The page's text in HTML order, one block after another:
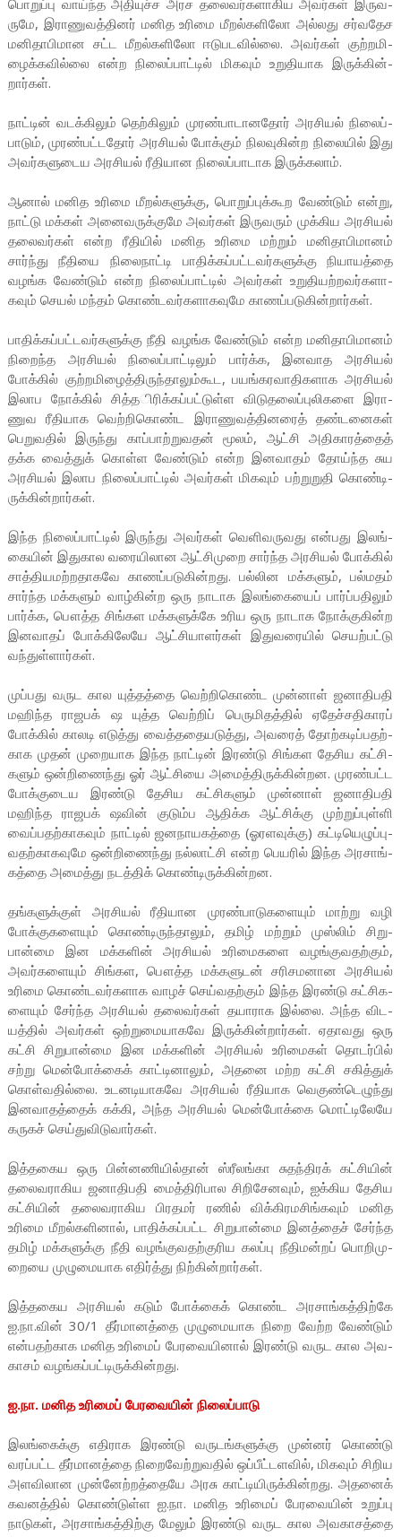
பொறுப்பு வாய்ந்த அதி­யுச்ச அரச தலை­வர்­க­ளா­கிய அவர்கள் இரு­வ­
ருமே, இரா­ணு­வத்­தினர் மனித உரிமை மீறல்­க­ளிலோ அல்­லது சர்­வ­தேச
மனி­தா­பி­மான சட்ட மீறல்­க­ளிலோ ஈடு­ப­ட­வில்லை. அவர்கள் குற்­ற­மி­
ழைக்­க­வில்லை என்ற நிலைப்­பாட்டில் மிகவும் உறு­தி­யாக இருக்­கின்­
றார்கள்.
நாட்டின் வடக்­கிலும் தெற்­கிலும் முரண்­பா­டா­னதோர் அர­சியல் நிலைப்­
பாடும், முரண்­பட்­டதோர் அர­சியல் போக்கும் நில­வு­கின்ற நிலையில் இது
அவர்­க­ளு­டைய அர­சியல் ரீதி­யான நிலைப்­பா­டாக இருக்­கலாம்.
ஆனால் மனித உரிமை மீறல்­க­ளுக்கு, பொறுப்புக்கூற வேண்டும் என்று,
நாட்டு மக்கள் அனை­வ­ருக்­குமே அவர்கள் இரு­வரும் முக்­கிய அர­சியல்
தலை­வர்கள் என்ற ரீதியில் மனித உரிமை மற்றும் மனி­தா­பி­மானம்
சார்ந்து நீதியை நிலை­நாட்டி பாதிக்­கப்­பட்­ட­வர்­க­ளுக்கு நியா­யத்தை
வழங்க வேண்டும் என்ற நிலைப்­பாட்டில் அவர்கள் உறு­தி­யற்­ற­வர்­க­ளா­
கவும் செயல் மந்தம் கொண்­ட­வர்­க­ளா­க­வுமே காணப்­ப­டு­கின்­றார்கள்.
பாதிக்­கப்­பட்­ட­வர்­க­ளுக்கு நீதி வழங்க வேண்டும் என்ற மனி­தா­பி­மானம்
நிறைந்த அர­சியல் நிலைப்­பாட்­டிலும் பார்க்க, இன­வாத அர­சியல்
போக்கில் குற்­ற­மி­ழைத்­தி­ருந்­தா­லும்­கூட, பயங்­க­ர­வா­தி­க­ளாக அர­சியல்
இலாப நோக்கில் சித்­த­ிரிக்­கப்­பட்­டுள்ள விடு­த­லைப்­பு­லி­களை இரா­
ணுவ ரீதி­யாக வெற்­றி­கொண்ட இரா­ணு­வத்­தி­னரைத் தண்­ட­னைகள்
பெறு­வதில் இருந்து காப்­பாற்­று­வதன் மூலம், ஆட்சி அதி­கா­ரத்தைத்
தக்க வைத்துக் கொள்ள வேண்டும் என்ற இன­வாதம் தோய்ந்த சுய
அர­சியல் இலாப நிலைப்­பாட்டில் அவர்கள் மிகவும் பற்­று­றுதி கொண்­டி­
ருக்­கின்­றார்கள்.
இந்த நிலைப்­பாட்டில் இருந்து அவர்கள் வெளி­வ­ரு­வது என்­பது இலங்­
கையின் இது­கால வரை­யி­லான ஆட்­சி­முறை சார்ந்த அர­சியல் போக்கில்
சாத்­தி­ய­மற்­ற­தா­கவே காணப்­ப­டு­கின்­றது. பல்­லின மக்­களும், பல்­மதம்
சார்ந்த மக்­களும் வாழ்­கின்ற ஒரு நாடாக இலங்­கையைப் பார்ப்­ப­திலும்
பார்க்க, பௌத்த சிங்­கள மக்­க­ளுக்கே உரிய ஒரு நாடாக நோக்­கு­கின்ற
இன­வாதப் போக்­கி­லேயே ஆட்­சி­யா­ளர்கள் இது­வ­ரையில் செயற்­பட்டு
வந்­துள்­ளார்கள்.
முப்­பது வருட கால யுத்­தத்தை வெற்­றி­கொண்ட முன்னாள் ஜனா­தி­பதி
மஹிந்த ராஜ­பக் ஷ யுத்த வெற்றிப் பெரு­மி­தத்தில் ஏதேச்­ச­தி­காரப்
போக்கில் காலடி எடுத்து வைத்­த­தை­ய­டுத்து, அவரைத் தோற்­க­டிப்­ப­தற்­
காக முதன் முறை­யாக இந்த நாட்டின் இரண்டு சிங்­கள தேசிய கட்­சி­
களும் ஒன்­றி­ணைந்து ஓர் ஆட்­சியை அமைத்­தி­ருக்­கின்­றன. முரண்­பட்ட
போக்­கு­டைய இரண்டு தேசிய கட்­சி­களும் முன்னாள் ஜனா­தி­பதி
மஹிந்த ராஜ­பக்­ ஷவின் குடும்ப ஆதிக்க ஆட்­சிக்கு முற்­றுப்­புள்ளி
வைப்­ப­தற்­கா­கவும் நாட்டில் ஜன­நா­ய­கத்தை (ஓர­ள­வுக்கு) கட்­டி­யெ­ழுப்­பு­
வ­தற்­கா­க­வுமே ஒன்­றி­ணைந்து நல்­லாட்சி என்ற பெயரில் இந்த அர­சாங்­
கத்தை அமைத்து நடத்திக் கொண்­டி­ருக்­கின்­றன.
தங்­க­ளுக்குள் அர­சியல் ரீதி­யான முரண்­பா­டு­க­ளையும் மாற்று வழி
போக்­கு­க­ளையும் கொண்­டி­ருந்­தாலும், தமிழ் மற்றும் முஸ்லிம் சிறு­
பான்மை இன மக்­களின் அர­சியல் உரி­மைகளை வழங்­கு­வ­தற்கும்,
அவர்­க­ளையும் சிங்­கள, பௌத்த மக்­க­ளுடன் சரி­ச­ம­னான அர­சியல்
உரிமை கொண்­ட­வர்­க­ளாக வாழச் செய்­வ­தற்கும் இந்த இரண்டு கட்­சி­க­
ளையும் சேர்ந்த அர­சியல் தலை­வர்கள் தயா­ராக இல்லை. அந்த விட­
யத்தில் அவர்கள் ஒற்­று­மை­யா­கவே இருக்­கின்­றார்கள். ஏதா­வது ஒரு
கட்சி சிறு­பான்மை இன மக்­களின் அர­சியல் உரி­மைகள் தொடர்பில்
சற்று மென்­போக்கைக் காட்­டி­னாலும், அதனை மற்ற கட்சி சகித்துக்
கொள்­வ­தில்லை. உட­ன­டி­யா­கவே அர­சியல் ரீதி­யாக வெகுண்­டெ­ழுந்து
இன­வா­தத்தைக் கக்கி, அந்த அர­சியல் மென்­போக்கை மொட்­டி­லேயே
கருகச் செய்­து­வி­டு­வார்கள்.
இத்­த­கைய ஒரு பின்­ன­ணி­யில்தான் ஸ்ரீலங்கா சுதந்­திரக் கட்­சியின்
தலை­வ­ரா­கிய ஜனா­தி­பதி மைத்­தி­ரி­பால சிறி­சே­னவும், ஐக்­கிய தேசிய
கட்­சியின் தலை­வ­ரா­கிய பிர­தமர் ரணில் விக்­கி­ர­ம­சிங்­கவும் மனித
உரிமை மீறல்­க­ளினால், பாதிக்­கப்­பட்ட சிறு­பான்மை இனத்தைச் சேர்ந்த
தமிழ் மக்­க­ளுக்கு நீதி வழங்­கு­வ­தற்­கு­ரிய கலப்பு நீதி­மன்றப் பொறி­மு­
றையை முழு­மை­யாக எதிர்த்து நிற்­கின்­றார்கள்.
இத்­த­கைய அர­சியல் கடும் போக்கைக் கொண்ட அர­சாங்­கத்­திற்கே
ஐ.நா.வின் 30/1 தீர்மானத்தை முழு­மை­யாக நிறை வேற்ற வேண்டும்
என்­ப­தற்­காக மனித உரிமைப் பேர­வை­யினால் இரண்டு வருட கால அவ­
காசம் வழங்­கப்­பட்­டி­ருக்­கின்­றது.
ஐ.நா. மனித உரிமைப் பேர­வையின் நிலைப்­பாடு
இலங்­கைக்கு எதி­ராக இரண்டு வரு­டங்­க­ளுக்கு முன்னர் கொண்டு
வரப்­பட்ட தீர்­மா­னத்தை நிறை­வேற்­று­வதில் ஒப்­பீட்­ட­ளவில், மிகவும் சிறிய
அள­வி­லான முன்­னேற்­றத்­தையே அரசு காட்­டி­யி­ருக்­கின்­றது. அதனைக்
கவ­னத்தில் கொண்­டுள்ள ஐ.நா. மனித உரிமைப் பேர­வையின் உறுப்பு
நாடுகள், அர­சாங்­கத்­திற்கு மேலும் இரண்டு வருட கால அவ­கா­சத்தை